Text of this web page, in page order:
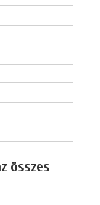
összes